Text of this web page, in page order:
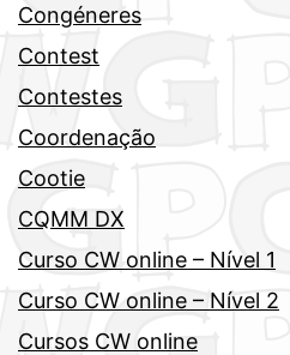
Congéneres
Contest
Contestes
Coordenação
Cootie
CQMM DX
Curso CW online – Nível 1
Curso CW online – Nível 2
Cursos CW online